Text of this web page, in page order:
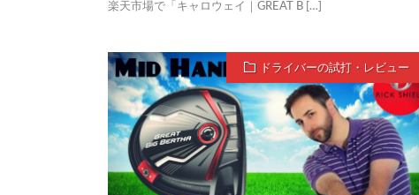
楽天市場で「キャロウェイ｜GREAT B […]
ドライバーの試打・レビュー